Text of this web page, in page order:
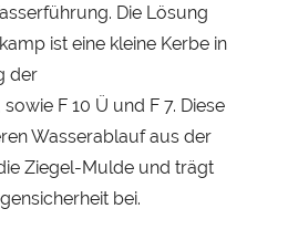
Die Lösung
ist eine kleine Kerbe in
der
F 10 Ü und F 7. Diese
Wasserablauf aus der
Ziegel-Mulde und trägt
bei.